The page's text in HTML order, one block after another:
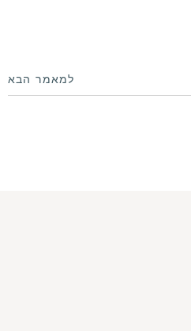
למאמר הבא